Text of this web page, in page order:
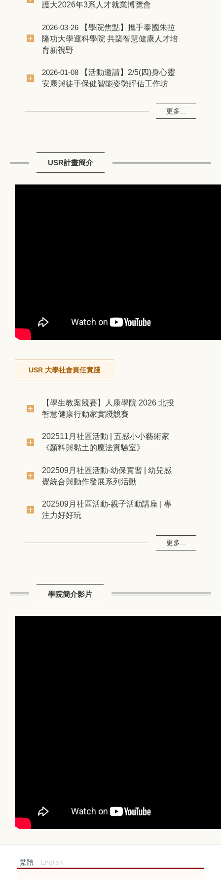
護大2026年3系人才就業博覽會
2026-03-26
【學院焦點】攜手泰國朱拉
隆功大學運科學院 共築智慧健康人才培
育新視野
2026-01-08
【活動邀請】2/5(四)身心靈
安康與徒手保健智能姿勢評估工作坊
更多...
USR計畫簡介
USR 大學社會責任實踐
【學生教案競賽】人康學院 2026 北投
智慧健康行動家實踐競賽
202511月社區活動 | 五感小小藝術家
《顏料與黏土的魔法實驗室》
202509月社區活動-幼保實習 | 幼兒感
覺統合與動作發展系列活動
202509月社區活動-親子活動講座 | 專
注力好好玩
更多...
學院簡介影片
繁體 English